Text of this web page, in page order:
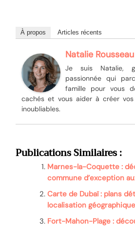
À propos Articles récents
Natalie Rousseau
Je suis Natalie,
passionnée qui
famille pour vous
cachés et vous aider à créer
inoubliables.
Publications Similaires :
Marnes-la-Coquette :
commune d’exception
Carte de Dubaï : plans
localisation géographique
Fort-Mahon-Plage :